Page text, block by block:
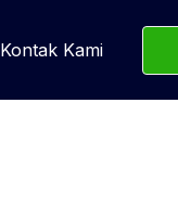
Kontak Kami